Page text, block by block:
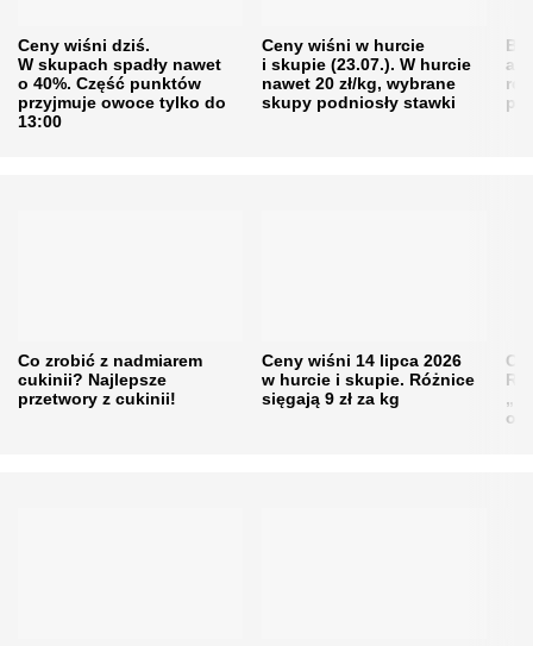
Ceny wiśni dziś.
W skupach spadły nawet
o 40%. Część punktów
przyjmuje owoce tylko do
13:00
Ceny wiśni w hurcie
i skupie (23.07.). W hurcie
nawet 20 zł/kg, wybrane
skupy podniosły stawki
Co zrobić z nadmiarem
cukinii? Najlepsze
przetwory z cukinii!
Ceny wiśni 14 lipca 2026
w hurcie i skupie. Różnice
sięgają 9 zł za kg